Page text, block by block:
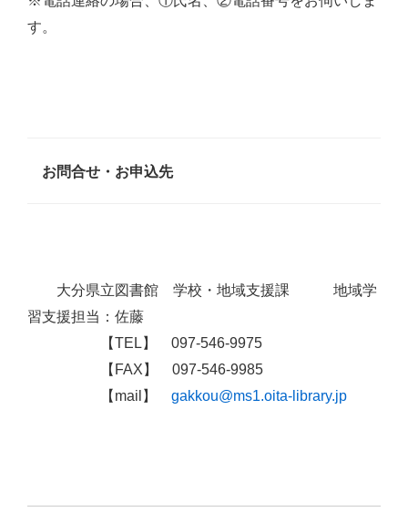
す。
お問合せ・お申込先
大分県立図書館 学校・地域支援課 地域学
習支援担当：佐藤
【TEL】 097-546-9975
【FAX】 097-546-9985
【mail】 gakkou@ms1.oita-library.jp